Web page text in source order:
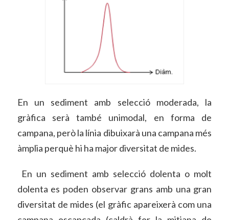
En un sediment amb selecció moderada, la
gràfica serà també unimodal, en forma de
campana, però la línia dibuixarà una campana més
àmplia perquè hi ha major diversitat de mides.
En un sediment amb selecció dolenta o molt
dolenta es poden observar grans amb una gran
diversitat de mides (el gràfic apareixerà com una